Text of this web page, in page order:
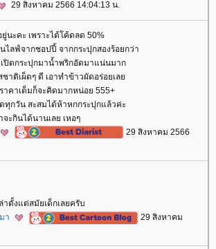
29 สิงหาคม 2566 14:04:13 น.
นะคะ เพราะได้โค้ดลด 50%
ไลฟ์จากชอปปี้ จากกระปุกสองร้อยกว่า
ปิดกระปุกมาน้ำพริกอัดมาแน่นมาก
าติเผ็ดๆ ดี เอาทำข้าวผัดอร่อยเล
คาเต็มก็จะคิดมากหน่อย 555+
ทุกวัน สะสมได้ห้าหกกระปุกแล้วค่ะ
จะกินได้นานเลย เหอๆ
29 สิงหาคม 2566
ตั้งแต่สมัยเด็กเลยครับ
า
29 สิงหาคม